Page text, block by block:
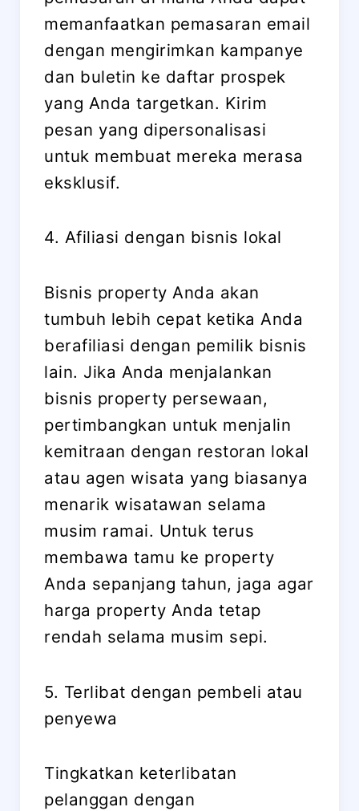
memanfaatkan pemasaran email
dengan mengirimkan kampanye
dan buletin ke daftar prospek
yang Anda targetkan. Kirim
pesan yang dipersonalisasi
untuk membuat mereka merasa
eksklusif.
4. Afiliasi dengan bisnis lokal
Bisnis property Anda akan
tumbuh lebih cepat ketika Anda
berafiliasi dengan pemilik bisnis
lain. Jika Anda menjalankan
bisnis property persewaan,
pertimbangkan untuk menjalin
kemitraan dengan restoran lokal
atau agen wisata yang biasanya
menarik wisatawan selama
musim ramai. Untuk terus
membawa tamu ke property
Anda sepanjang tahun, jaga agar
harga property Anda tetap
rendah selama musim sepi.
5. Terlibat dengan pembeli atau
penyewa
Tingkatkan keterlibatan
pelanggan dengan